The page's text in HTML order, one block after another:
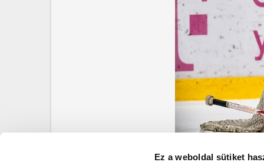
Ez a weboldal sütiket